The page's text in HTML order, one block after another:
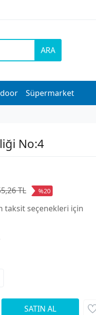
ARA
Süpermarket
No:4
TL %20
taksit seçenekleri için